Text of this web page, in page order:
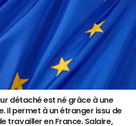
détaché est né grâce à une
Il permet à un étranger issu de
travailler en France. Salaire,